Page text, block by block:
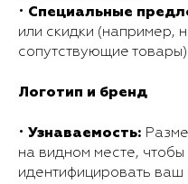
• Специальные
или скидки (например,
сопутствующие
Логотип и бренд
• Узнаваемость:
на видном месте, чтобы
идентифицировать ваш